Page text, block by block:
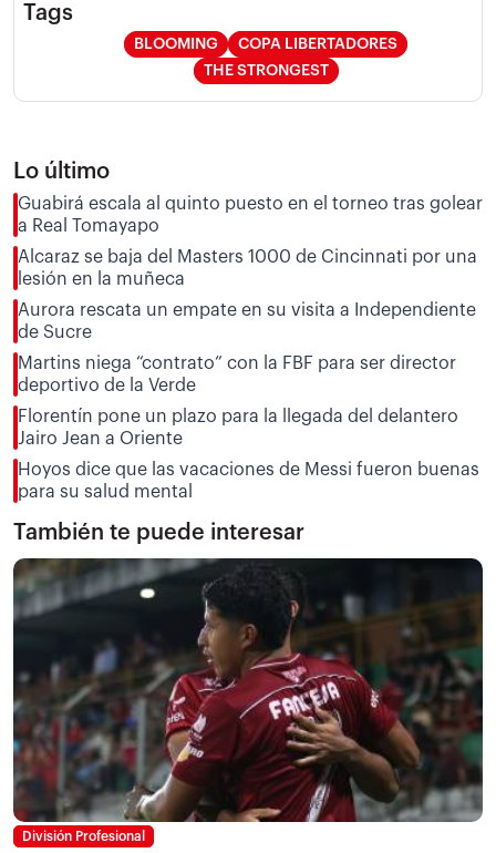
Tags
BLOOMING
COPA LIBERTADORES
THE STRONGEST
Lo último
Guabirá escala al quinto puesto en el torneo tras golear
a Real Tomayapo
Alcaraz se baja del Masters 1000 de Cincinnati por una
lesión en la muñeca
Aurora rescata un empate en su visita a Independiente
de Sucre
Martins niega “contrato” con la FBF para ser director
deportivo de la Verde
Florentín pone un plazo para la llegada del delantero
Jairo Jean a Oriente
Hoyos dice que las vacaciones de Messi fueron buenas
para su salud mental
También te puede interesar
División Profesional